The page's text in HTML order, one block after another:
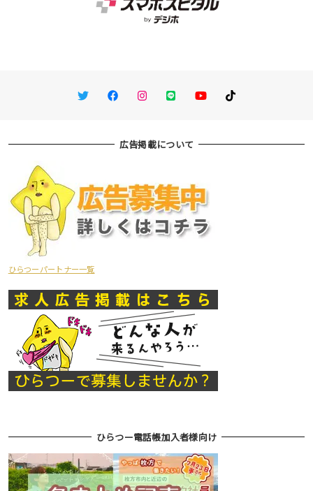
TwitterFacebookInstagram
LINE You TubeTikTok
広告掲載について
ひらつーパートナー一覧
ひらつー電話帳加入者様向け